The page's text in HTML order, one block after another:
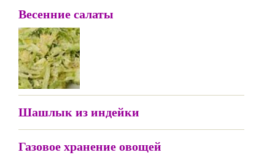
Весенние салаты
Шашлык из индейки
Газовое хранение овощей